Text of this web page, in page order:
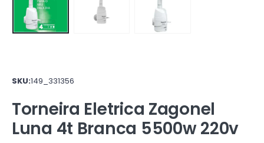
SKU:149_331356
Torneira Eletrica Zagonel
Luna 4t Branca 5500w 220v